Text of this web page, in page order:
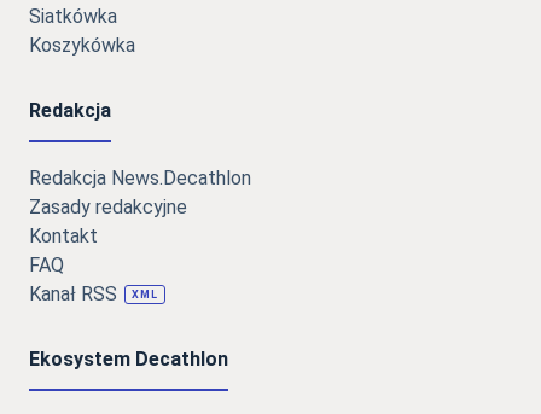
Siatkówka
Koszykówka
Redakcja
Redakcja News.Decathlon
Zasady redakcyjne
Kontakt
FAQ
Kanał RSS
XML
Ekosystem Decathlon